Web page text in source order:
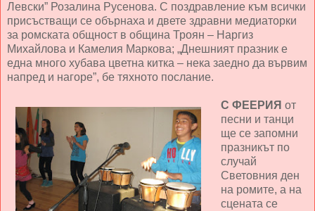
Левски” Розалина Русенова. С поздравление към всички
присъстващи се обърнаха и двете здравни медиаторки
за ромската общност в община Троян – Наргиз
Михайлова и Камелия Маркова; „Днешният празник е
една много хубава цветна китка – нека заедно да вървим
напред и нагоре”, бе тяхното послание.
С ФЕЕРИЯ от
песни и танци
ще се запомни
празникът по
случай
Световния ден
на ромите, а на
сцената се